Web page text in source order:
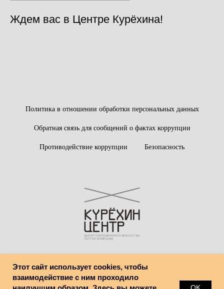
Ждем вас в Центре Курёхина!
Политика в отношении обработки персональных данных
Обратная связь для сообщений о фактах коррупции
Противодействие коррупции Безопасность
© Центр современного искусства имени Сергея Курёхина
Этот сайт использует cookies, чтобы
взаимодействие с ним проходило